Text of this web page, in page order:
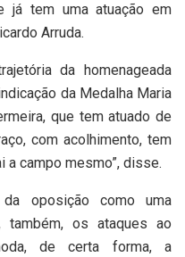
já tem uma atuação em
Arruda.
da homenageada
da Medalha Maria
que tem atuado de
com acolhimento, tem
campo mesmo”, disse.
oposição como uma
também, os ataques ao
de certa forma, a